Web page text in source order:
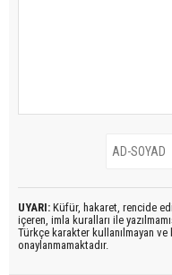
UYARI: Küfür, hakaret, rencide
içeren, imla kuralları ile
Türkçe karakter kullanılmayan
onaylanmamaktadır.